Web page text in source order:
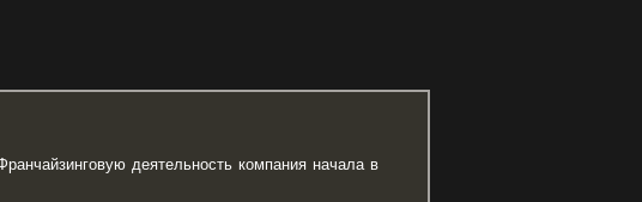
деятельность компания начала в